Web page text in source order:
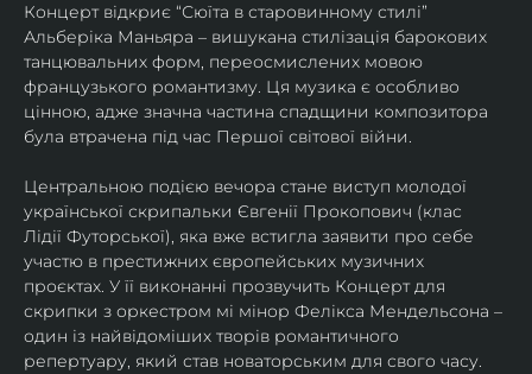
Концерт відкриє “Сюїта в старовинному стилі”
Альберіка Маньяра – вишукана стилізація барокових
танцювальних форм, переосмислених мовою
французького романтизму. Ця музика є особливо
цінною, адже значна частина спадщини композитора
була втрачена під час Першої світової війни.
Центральною подією вечора стане виступ молодої
української скрипальки Євгенії Прокопович (клас
Лідії Футорської), яка вже встигла заявити про себе
участю в престижних європейських музичних
проєктах. У її виконанні прозвучить Концерт для
скрипки з оркестром мі мінор Фелікса Мендельсона –
один із найвідоміших творів романтичного
репертуару, який став новаторським для свого часу.